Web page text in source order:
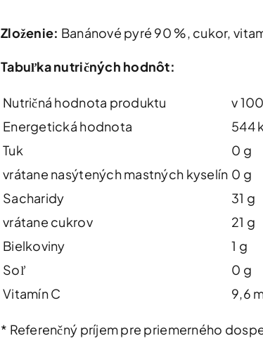
Zloženie: Banánové pyré 90 %, cukor,
Tabuľka nutričných hodnôt:
Nutričná hodnota produktu
v
Energetická hodnota
544
Tuk
0 g
vrátane nasýtených mastných kyselín 0 g
Sacharidy
31 g
vrátane cukrov
21 g
Bielkoviny
1 g
Soľ
0 g
Vitamín C
9,6
* Referenčný príjem pre priemerného